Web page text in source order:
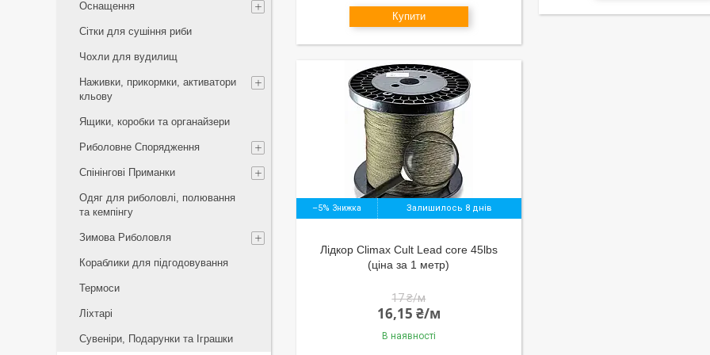
Купити
–5% Залишилось 8 днів
Лідкор Climax Cult Lead core 45lbs
(ціна за 1 метр)
17 ₴/м
16,15 ₴/м
В наявності
Оснащення
Сітки для сушіння риби
Чохли для вудилищ
Наживки, прикормки, активатори
кльову
Ящики, коробки та органайзери
Риболовне Спорядження
Спінінгові Приманки
Одяг для риболовлі, полювання
та кемпінгу
Зимова Риболовля
Кораблики для підгодовування
Термоси
Ліхтарі
Сувеніри, Подарунки та Іграшки